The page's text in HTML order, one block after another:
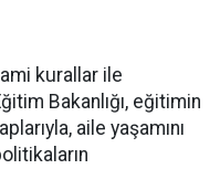
kurallar ile
Bakanlığı, eğitimin
aile yaşamını